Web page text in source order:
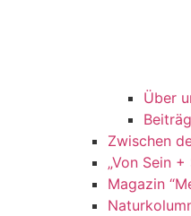
Über
Zwischen
„Von Sein +
Magazin